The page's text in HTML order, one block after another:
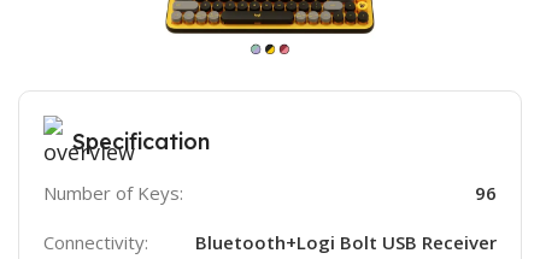
Specification
Number of Keys: 96
Connectivity: Bluetooth+Logi Bolt USB Receiver